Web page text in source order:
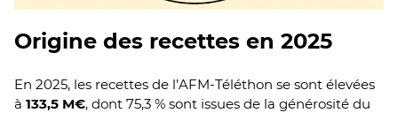
Origine des recettes en 2025
En 2025, les recettes de l’AFM-Téléthon se sont élevées
à 133,5 M€, dont 75,3 % sont issues de la générosité du